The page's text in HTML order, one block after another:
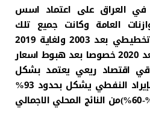
في العراق على اعتماد اسس
العامة وكانت جميع تلك
الموازنات تعاني من عجز تخطيطي بعد 2003 ولغاية 2019
وتحول الى عجز حقيقي بعد 2020 خصوصا بعد هبوط اسعار
اقتصاد ريعي يعتمد بشكل
رئيسي على النفط وان الإيراد النفطي يشكل بحدود 93%
من اجمالي الإيرادات و(58%-60%)من النائج المحلي الاجمالي